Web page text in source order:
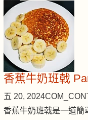
香蕉牛奶班戟
五 20, 2024
香蕉牛奶班戟是一道簡